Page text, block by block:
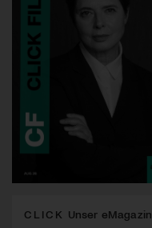
CLICK Unser eMagazin